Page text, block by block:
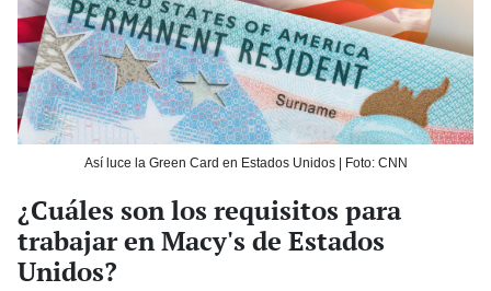
Así luce la Green Card en Estados Unidos | Foto: CNN
¿Cuáles son los requisitos para
trabajar en Macy's de Estados
Unidos?